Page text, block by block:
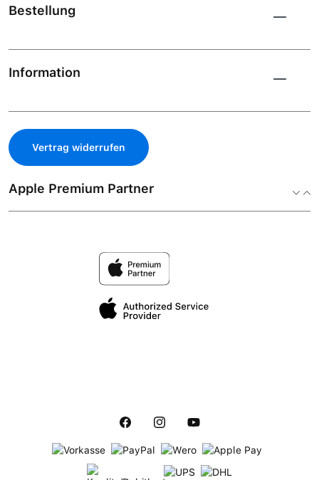
Bestellung
Information
Vertrag widerrufen
Apple Premium Partner